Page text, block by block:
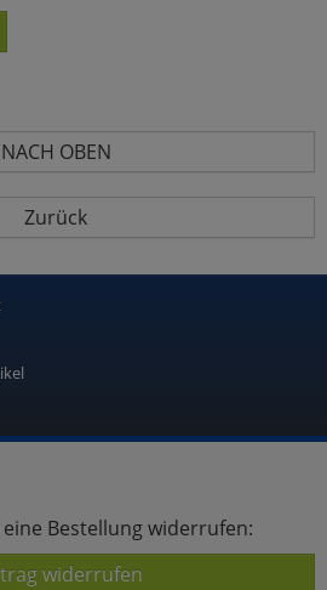
NACH OBEN
Zurück
Bestellung widerrufen:
widerrufen